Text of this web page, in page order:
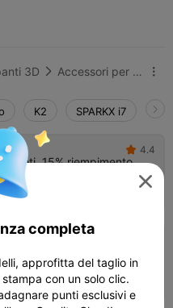
3D  Accessori per stampanti 3D 
K2 SPARKX i7
15% riempimento
 4.4
15% riempimento
 1 plates 166.28g

completa
approfitta del taglio in
con un solo clic.
punti esclusivi e